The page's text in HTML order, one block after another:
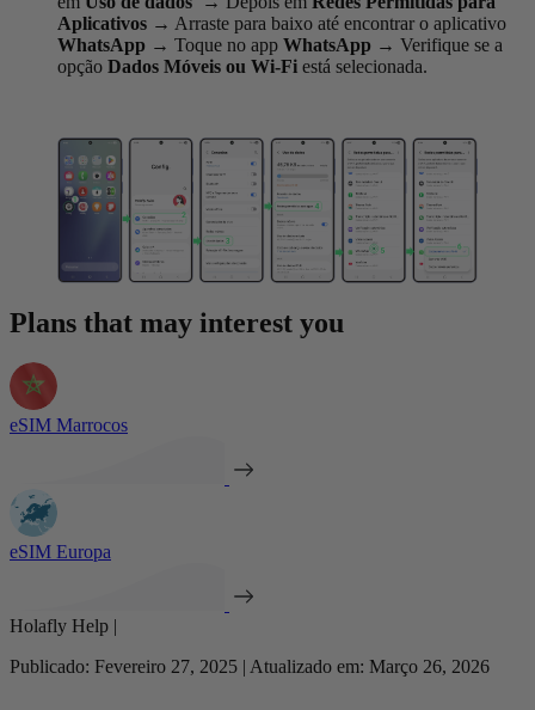
Aplicativos → Arraste para baixo até encontrar o aplicativo
WhatsApp → Toque no app WhatsApp → Verifique se a
opção Dados Móveis ou Wi-Fi está selecionada.
Plans that may interest you
eSIM Marrocos
eSIM Europa
Holafly Help |
Publicado: Fevereiro 27, 2025 | Atualizado em: Março 26, 2026